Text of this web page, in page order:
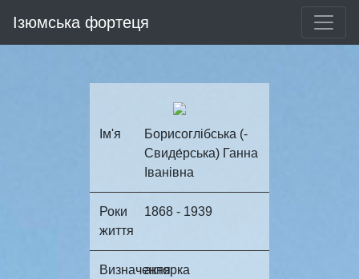
Ізюмська фортеця
Ім'я
Борисоглібська (-
Свиде́рська) Ганна
Іванівна
Роки
життя
1868 - 1939
Визначення
акторка